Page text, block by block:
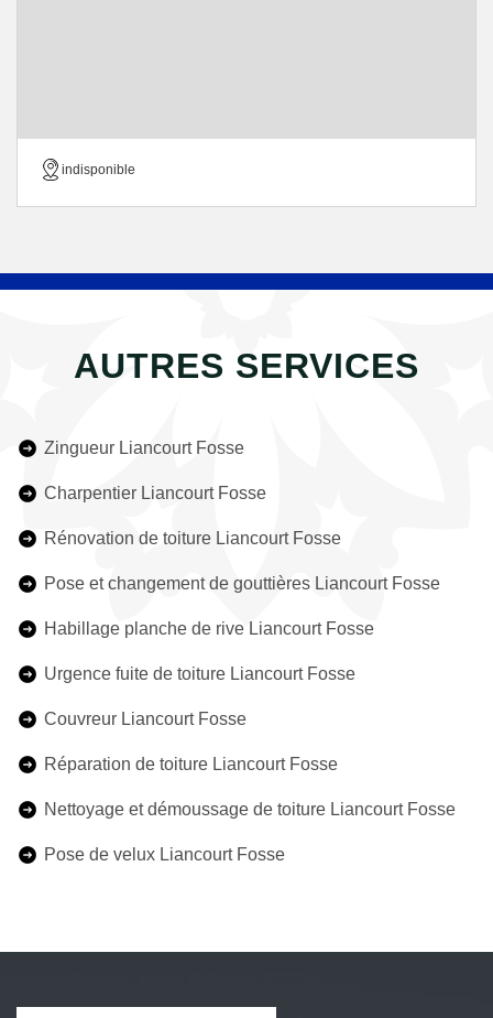
indisponible
AUTRES SERVICES
Zingueur Liancourt Fosse
Charpentier Liancourt Fosse
Rénovation de toiture Liancourt Fosse
Pose et changement de gouttières Liancourt Fosse
Habillage planche de rive Liancourt Fosse
Urgence fuite de toiture Liancourt Fosse
Couvreur Liancourt Fosse
Réparation de toiture Liancourt Fosse
Nettoyage et démoussage de toiture Liancourt Fosse
Pose de velux Liancourt Fosse